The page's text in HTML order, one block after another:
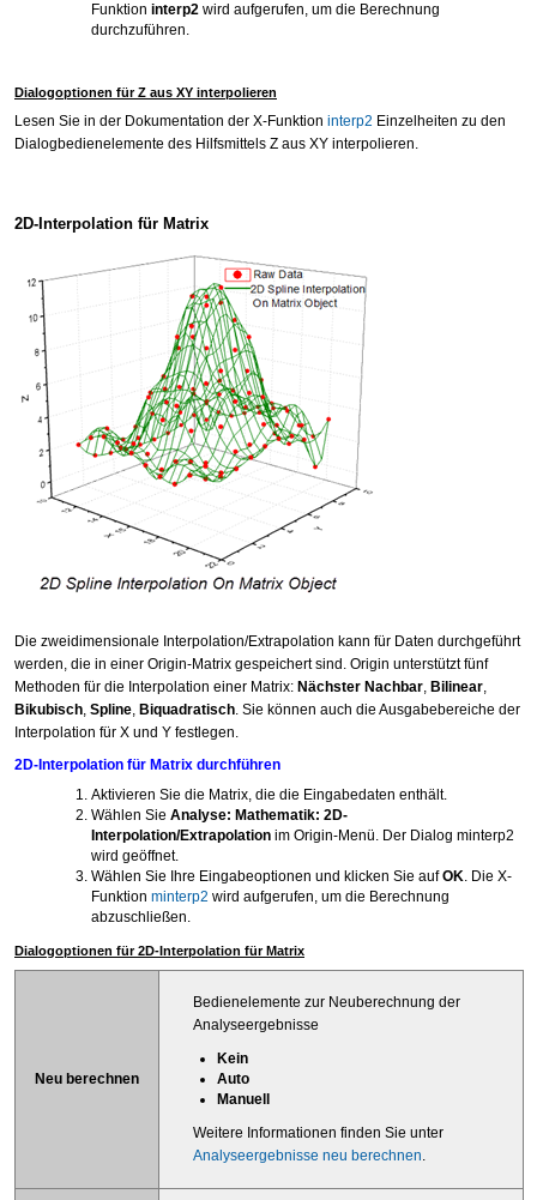
Funktion interp2 wird aufgerufen, um die Berechnung
durchzuführen.
Dialogoptionen für Z aus XY interpolieren
Lesen Sie in der Dokumentation der X-Funktion interp2 Einzelheiten zu den
Dialogbedienelemente des Hilfsmittels Z aus XY interpolieren.
2D-Interpolation für Matrix
Die zweidimensionale Interpolation/Extrapolation kann für Daten durchgeführt
werden, die in einer Origin-Matrix gespeichert sind. Origin unterstützt fünf
Methoden für die Interpolation einer Matrix: Nächster Nachbar, Bilinear,
Bikubisch, Spline, Biquadratisch. Sie können auch die Ausgabebereiche der
Interpolation für X und Y festlegen.
2D-Interpolation für Matrix durchführen
Aktivieren Sie die Matrix, die die Eingabedaten enthält.
Wählen Sie Analyse: Mathematik: 2D-
Interpolation/Extrapolation im Origin-Menü. Der Dialog minterp2
wird geöffnet.
Wählen Sie Ihre Eingabeoptionen und klicken Sie aufOK. Die X-
Funktion minterp2 wird aufgerufen, um die Berechnung
abzuschließen.
Dialogoptionen für 2D-Interpolation für Matrix
Neu berechnen
Bedienelemente zur Neuberechnung der
Analyseergebnisse
Kein
Auto
Manuell
Weitere Informationen finden Sie unter
Analyseergebnisse neu berechnen